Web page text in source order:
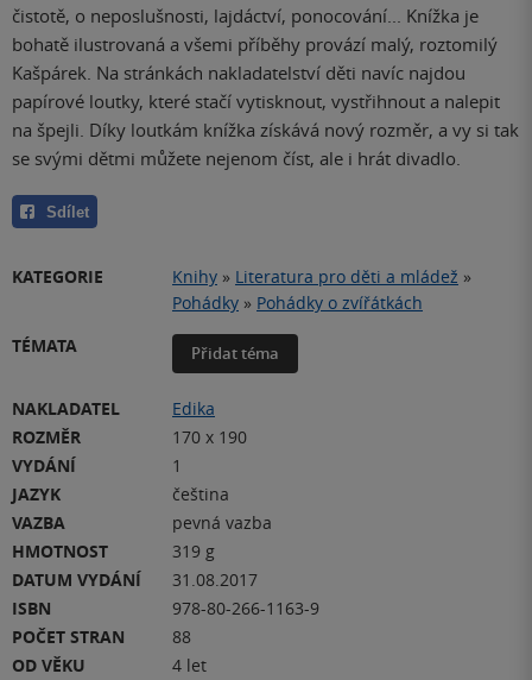
čistotě, o neposlušnosti, lajdáctví, ponocování... Knížka je
bohatě ilustrovaná a všemi příběhy provází malý, roztomilý
Kašpárek. Na stránkách nakladatelství děti navíc najdou
papírové loutky, které stačí vytisknout, vystřihnout a nalepit
na špejli. Díky loutkám knížka získává nový rozměr, a vy si tak
se svými dětmi můžete nejenom číst, ale i hrát divadlo.
Sdílet
KATEGORIE Knihy » Literatura pro děti a mládež »
Pohádky » Pohádky o zvířátkách
TÉMATA
Přidat téma
NAKLADATEL
Edika
ROZMĚR
170 x 190
VYDÁNÍ
1
JAZYK
čeština
VAZBA
pevná vazba
HMOTNOST
319 g
DATUM VYDÁNÍ
31.08.2017
ISBN
978-80-266-1163-9
POČET STRAN
88
OD VĚKU
4 let